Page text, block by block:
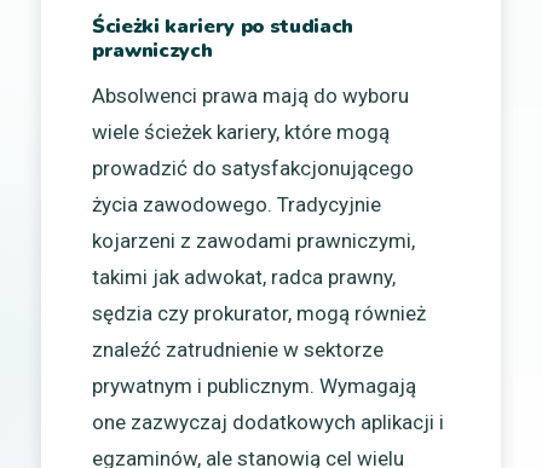
Ścieżki kariery po studiach
prawniczych
Absolwenci prawa mają do wyboru
wiele ścieżek kariery, które mogą
prowadzić do satysfakcjonującego
życia zawodowego. Tradycyjnie
kojarzeni z zawodami prawniczymi,
takimi jak adwokat, radca prawny,
sędzia czy prokurator, mogą również
znaleźć zatrudnienie w sektorze
prywatnym i publicznym. Wymagają
one zazwyczaj dodatkowych aplikacji i
egzaminów, ale stanowią cel wielu